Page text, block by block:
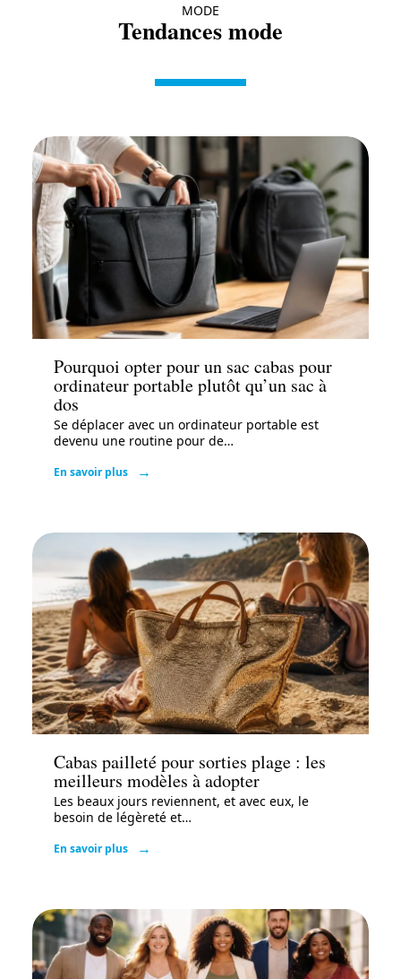
MODE
Tendances mode
Mode
Pourquoi opter pour un sac cabas pour
ordinateur portable plutôt qu’un sac à
dos
Se déplacer avec un ordinateur portable est
devenu une routine pour de…
En savoir plus
Mode
Cabas pailleté pour sorties plage : les
meilleurs modèles à adopter
Les beaux jours reviennent, et avec eux, le
besoin de légèreté et…
En savoir plus